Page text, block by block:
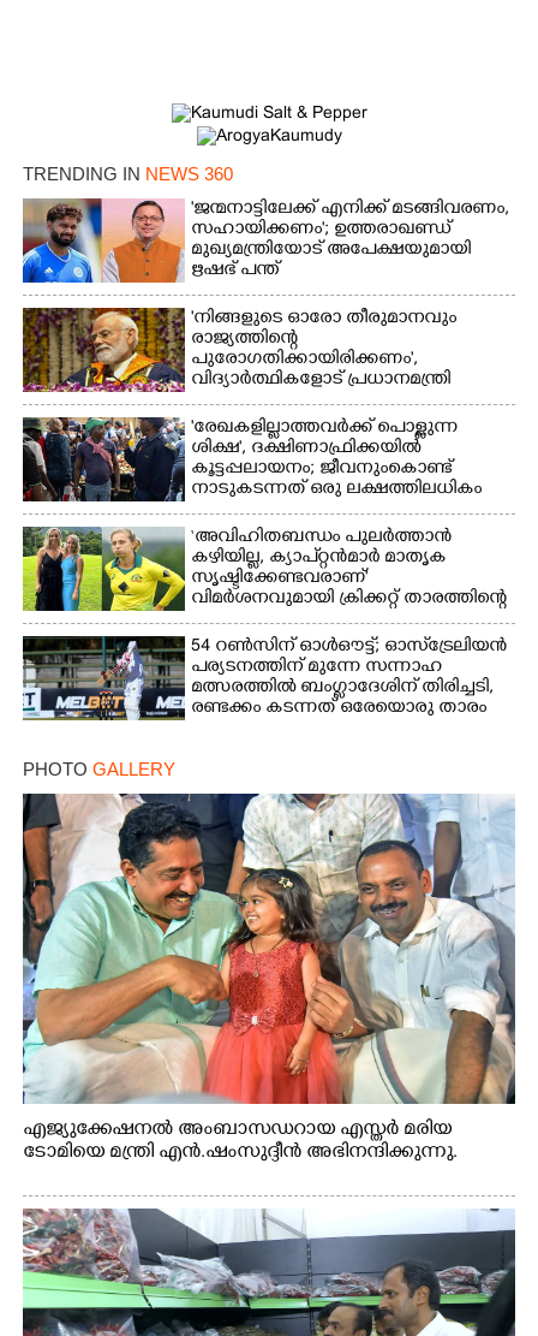
TRENDING IN NEWS 360
'ജന്മനാട്ടിലേക്ക് എനിക്ക് മടങ്ങിവരണം,
സഹായിക്കണം'; ഉത്തരാഖണ്ഡ്
മുഖ്യമന്ത്രിയോട് അപേക്ഷയുമായി
ഋഷഭ് പന്ത്
'നിങ്ങളുടെ ഓരോ തീരുമാനവും
രാജ്യത്തിന്റെ
പുരോഗതിക്കായിരിക്കണം',​
വിദ്യാർത്ഥികളോട് പ്രധാനമന്ത്രി
'രേഖകളില്ലാത്തവർക്ക് പൊള്ളുന്ന
ശിക്ഷ', ദക്ഷിണാഫ്രിക്കയിൽ
കൂട്ടപ്പലായനം; ജീവനുംകൊണ്ട്
നാടുകടന്നത് ഒരു ലക്ഷത്തിലധികം
പേർ
‘അവിഹിതബന്ധം പുലർത്താൻ
കഴിയില്ല,​ ക്യാപ്റ്റൻമാർ മാതൃക
സൃഷ്ടിക്കേണ്ടവരാണ്'
വിമർശനവുമായി ക്രിക്കറ്റ് താരത്തിന്റെ
ഭാര്യ
54 റൺസിന് ഓൾഔട്ട്; ഓസ്‌ട്രേലിയൻ
പര്യടനത്തിന് മുന്നേ സന്നാഹ
മത്സരത്തിൽ ബംഗ്ലാദേശിന് തിരിച്ചടി,
രണ്ടക്കം കടന്നത് ഒരേയൊരു താരം
PHOTO GALLERY
എജ്യുക്കേഷനൽ അംബാസഡറായ എസ്തർ മരിയ
ടോമിയെ മന്ത്രി എൻ.ഷംസുദ്ദീൻ അഭിനന്ദിക്കുന്നു.